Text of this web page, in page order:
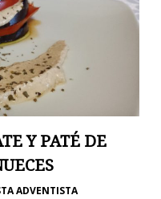
Y PATÉ DE
ADVENTISTA